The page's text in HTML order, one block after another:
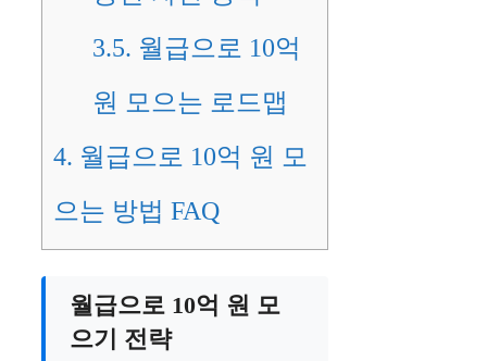
3.5. 월급으로 10억
원 모으는 로드맵
4. 월급으로 10억 원 모
으는 방법 FAQ
월급으로 10억 원 모
으기 전략